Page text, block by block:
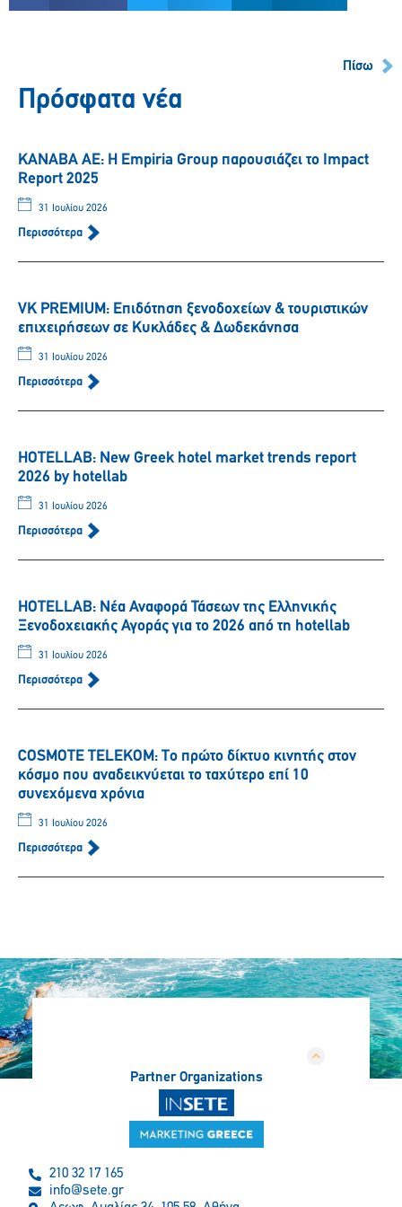
Πίσω
Πρόσφατα νέα
ΚΑΝΑΒΑ ΑΕ: Η Empiria Group παρουσιάζει το Impact
Report 2025
31 Ιουλίου 2026
Περισσότερα
VK PREMIUM: Eπιδότηση ξενοδοχείων & τουριστικών
επιχειρήσεων σε Κυκλάδες & Δωδεκάνησα
31 Ιουλίου 2026
Περισσότερα
HOTELLAB: New Greek hotel market trends report
2026 by hotellab
31 Ιουλίου 2026
Περισσότερα
HOTELLAB: Νέα Αναφορά Τάσεων της Ελληνικής
Ξενοδοχειακής Αγοράς για το 2026 από τη hotellab
31 Ιουλίου 2026
Περισσότερα
COSMOTE TELEKOM: Tο πρώτο δίκτυο κινητής στον
κόσμο που αναδεικνύεται το ταχύτερο επί 10
συνεχόμενα χρόνια
31 Ιουλίου 2026
Περισσότερα
Partner Organizations
210 32 17 165
info@sete.gr